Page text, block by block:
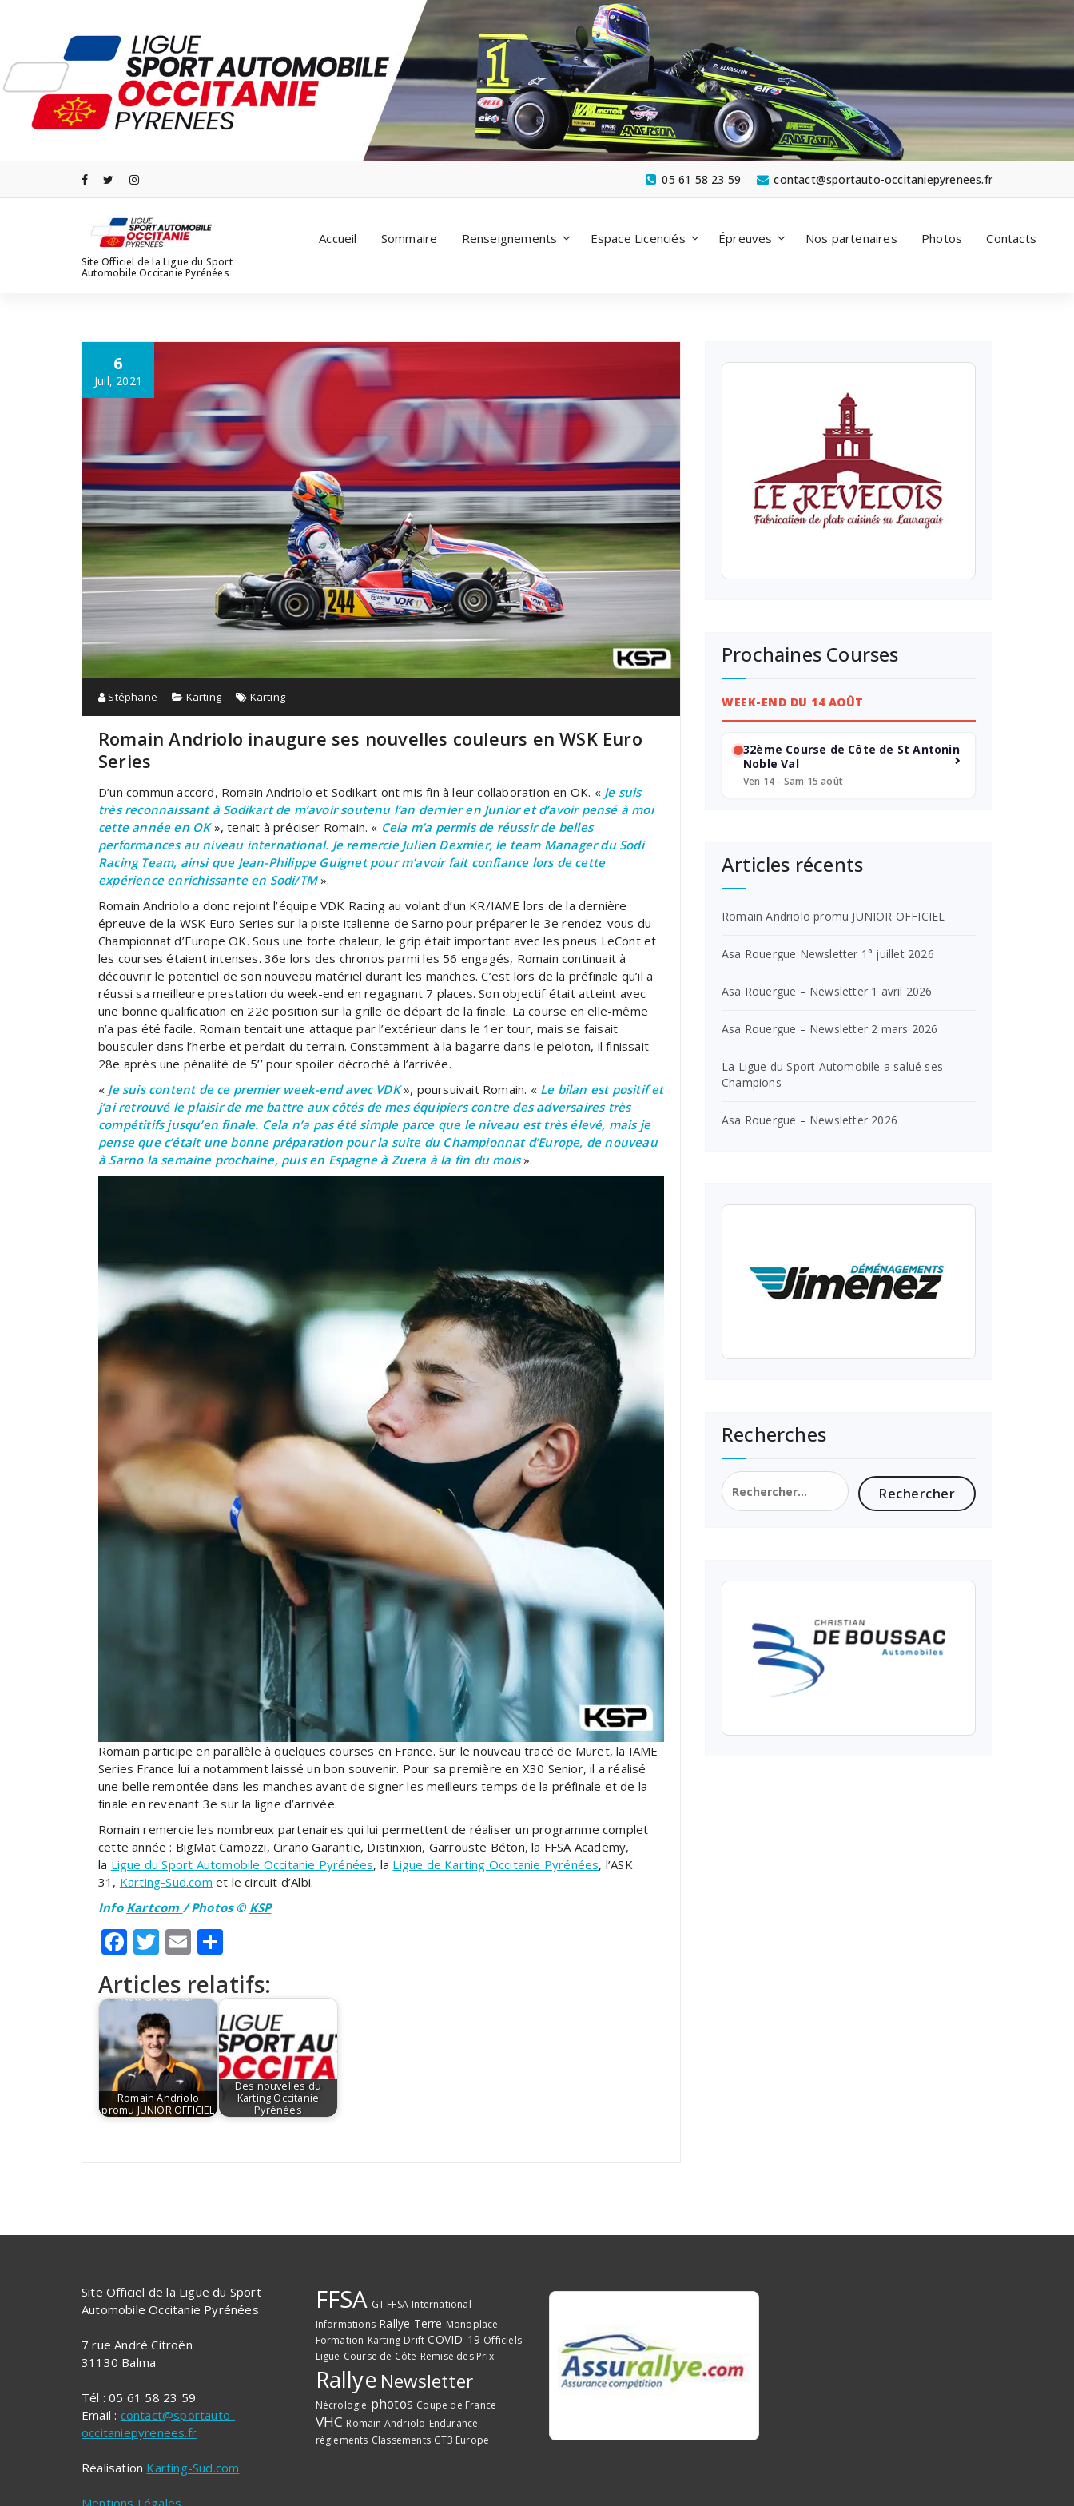
contact@sportauto-occitaniepyrenees.fr
05 61 58 23 59
Site Officiel de la Ligue du Sport
Automobile Occitanie Pyrénées
Accueil Sommaire Renseignements Espace Licenciés Épreuves Nos partenaires Photos Contacts
6
Juil, 2021
Stéphane Karting Karting
Romain Andriolo inaugure ses nouvelles couleurs en WSK Euro
Series
D’un commun accord, Romain Andriolo et Sodikart ont mis fin à leur collaboration en OK. « Je suis
très reconnaissant à Sodikart de m’avoir soutenu l’an dernier en Junior et d’avoir pensé à moi
cette année en OK», tenait à préciser Romain. « Cela m’a permis de réussir de belles
performances au niveau international. Je remercie Julien Dexmier, le team Manager du Sodi
Racing Team, ainsi que Jean-Philippe Guignet pour m’avoir fait confiance lors de cette
expérience enrichissante en Sodi/TM».
Romain Andriolo a donc rejoint l’équipe VDK Racing au volant d’un KR/IAME lors de la dernière
épreuve de la WSK Euro Series sur la piste italienne de Sarno pour préparer le 3e rendez-vous du
Championnat d’Europe OK. Sous une forte chaleur, le grip était important avec les pneus LeCont et
les courses étaient intenses. 36e lors des chronos parmi les 56 engagés, Romain continuait à
découvrir le potentiel de son nouveau matériel durant les manches. C’est lors de la préfinale qu’il a
réussi sa meilleure prestation du week-end en regagnant 7 places. Son objectif était atteint avec
une bonne qualification en 22e position sur la grille de départ de la finale. La course en elle-même
n’a pas été facile. Romain tentait une attaque par l’extérieur dans le 1er tour, mais se faisait
bousculer dans l’herbe et perdait du terrain. Constamment à la bagarre dans le peloton, il finissait
28e après une pénalité de 5’’ pour spoiler décroché à l’arrivée.
« Je suis content de ce premier week-end avec VDK», poursuivait Romain. «Le bilan est positif et
j’ai retrouvé le plaisir de me battre aux côtés de mes équipiers contre des adversaires très
compétitifs jusqu’en finale. Cela n’a pas été simple parce que le niveau est très élevé, mais je
pense que c’était une bonne préparation pour la suite du Championnat d’Europe, de nouveau
à Sarno la semaine prochaine, puis en Espagne à Zuera à la fin du mois».
Romain participe en parallèle à quelques courses en France. Sur le nouveau tracé de Muret, la IAME
Series France lui a notamment laissé un bon souvenir. Pour sa première en X30 Senior, il a réalisé
une belle remontée dans les manches avant de signer les meilleurs temps de la préfinale et de la
finale en revenant 3e sur la ligne d’arrivée.
Romain remercie les nombreux partenaires qui lui permettent de réaliser un programme complet
cette année : BigMat Camozzi, Cirano Garantie, Distinxion, Garrouste Béton, la FFSA Academy,
la Ligue du Sport Automobile Occitanie Pyrénées, la Ligue de Karting Occitanie Pyrénées, l’ASK
31, Karting-Sud.com et le circuit d’Albi.
Info Kartcom / Photos © KSP
Facebook
Twitter
Email
Articles relatifs:
Romain Andriolo
promu JUNIOR OFFICIEL
Des nouvelles du
Karting Occitanie
Pyrénées
Prochaines Courses
WEEK-END DU 14 AOÛT
32ème Course de Côte de St Antonin
Noble Val
Ven 14 - Sam 15 août
Articles récents
Romain Andriolo promu JUNIOR OFFICIEL
Asa Rouergue Newsletter 1° juillet 2026
Asa Rouergue – Newsletter 1 avril 2026
Asa Rouergue – Newsletter 2 mars 2026
La Ligue du Sport Automobile a salué ses
Champions
Asa Rouergue – Newsletter 2026
Recherches
Rechercher :
Site Officiel de la Ligue du Sport
Automobile Occitanie Pyrénées
7 rue André Citroën
31130 Balma
Tél : 05 61 58 23 59
Email : contact@sportauto-
occitaniepyrenees.fr
Réalisation Karting-Sud.com
Mentions Légales
FFSA GT FFSA International
Informations Rallye Terre Monoplace
Formation Karting Drift COVID-19 Officiels
Ligue Course de Côte Remise des Prix
Rallye Newsletter
Nécrologie photos Coupe de France
VHC Romain Andriolo Endurance
règlements Classements GT3 Europe